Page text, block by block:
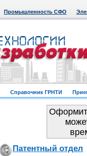
Промышленность СФО
Справочник ГРНТИ
Патентный отдел